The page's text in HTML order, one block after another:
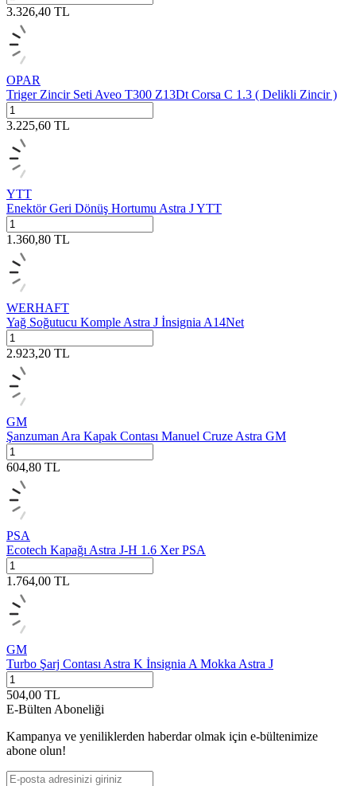
3.326,40 TL
OPAR
Triger Zincir Seti Aveo T300 Z13Dt Corsa C 1.3 ( Delikli Zincir )
3.225,60 TL
YTT
Enektör Geri Dönüş Hortumu Astra J YTT
1.360,80 TL
WERHAFT
Yağ Soğutucu Komple Astra J İnsignia A14Net
2.923,20 TL
GM
Şanzuman Ara Kapak Contası Manuel Cruze Astra GM
604,80 TL
PSA
Ecotech Kapağı Astra J-H 1.6 Xer PSA
1.764,00 TL
GM
Turbo Şarj Contası Astra K İnsignia A Mokka Astra J
504,00 TL
E-Bülten Aboneliği
Kampanya ve yeniliklerden haberdar olmak için e-bültenimize
abone olun!